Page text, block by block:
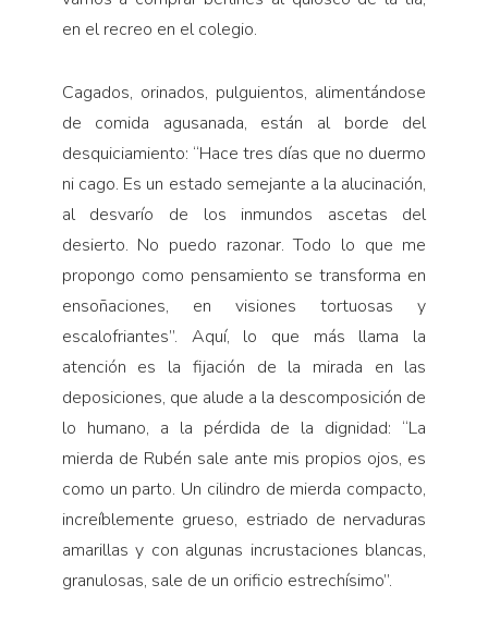
en el recreo en el colegio.
Cagados, orinados, pulguientos, alimentándose
de comida agusanada, están al borde del
desquiciamiento: “Hace tres días que no duermo
ni cago. Es un estado semejante a la alucinación,
al desvarío de los inmundos ascetas del
desierto. No puedo razonar. Todo lo que me
propongo como pensamiento se transforma en
ensoñaciones, en visiones tortuosas y
escalofriantes”. Aquí, lo que más llama la
atención es la fijación de la mirada en las
deposiciones, que alude a la descomposición de
lo humano, a la pérdida de la dignidad: “La
mierda de Rubén sale ante mis propios ojos, es
como un parto. Un cilindro de mierda compacto,
increíblemente grueso, estriado de nervaduras
amarillas y con algunas incrustaciones blancas,
granulosas, sale de un orificio estrechísimo”.